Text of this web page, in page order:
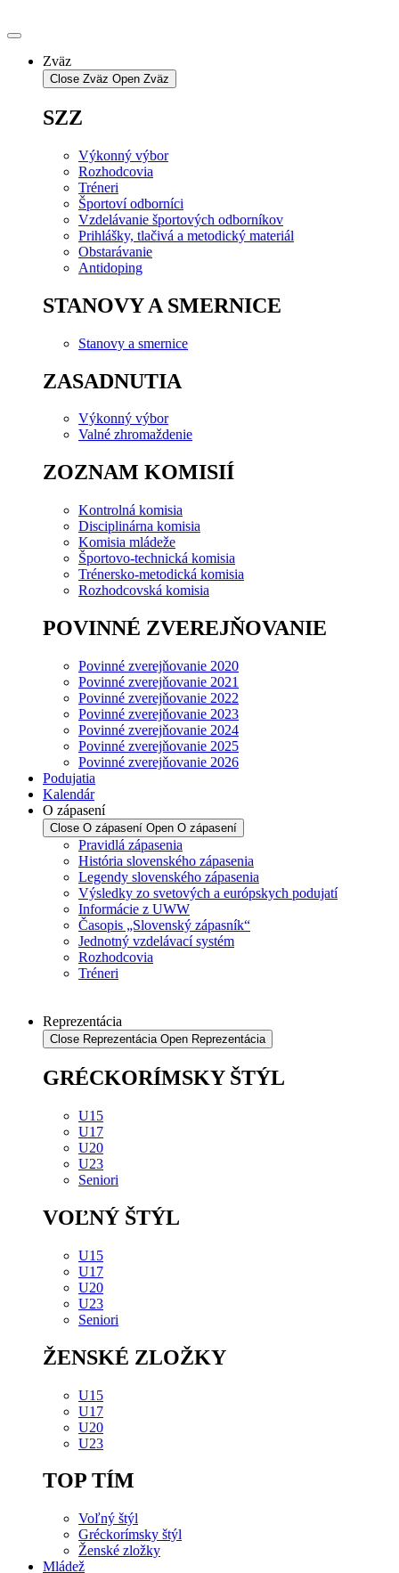
na
Zväz
Close Zväz Open Zväz
SZZ
Výkonný výbor
Rozhodcovia
Tréneri
Športoví odborníci
Vzdelávanie športových odborníkov
Prihlášky, tlačivá a metodický materiál
Obstarávanie
Antidoping
STANOVY A SMERNICE
Stanovy a smernice
ZASADNUTIA
Výkonný výbor
Valné zhromaždenie
ZOZNAM KOMISIÍ
Kontrolná komisia
Disciplinárna komisia
Komisia mládeže
Športovo-technická komisia
Trénersko-metodická komisia
Rozhodcovská komisia
POVINNÉ ZVEREJŇOVANIE
Povinné zverejňovanie 2020
Povinné zverejňovanie 2021
Povinné zverejňovanie 2022
Povinné zverejňovanie 2023
Povinné zverejňovanie 2024
Povinné zverejňovanie 2025
Povinné zverejňovanie 2026
Podujatia
Kalendár
O zápasení
Close O zápasení Open O zápasení
Pravidlá zápasenia
História slovenského zápasenia
Legendy slovenského zápasenia
Výsledky zo svetových a európskych podujatí
Informácie z UWW
Časopis „Slovenský zápasník“
Jednotný vzdelávací systém
Rozhodcovia
Tréneri
Reprezentácia
Close Reprezentácia Open Reprezentácia
GRÉCKORÍMSKY ŠTÝL
U15
U17
U20
U23
Seniori
VOĽNÝ ŠTÝL
U15
U17
U20
U23
Seniori
ŽENSKÉ ZLOŽKY
U15
U17
U20
U23
TOP TÍM
Voľný štýl
Gréckorímsky štýl
Ženské zložky
Mládež